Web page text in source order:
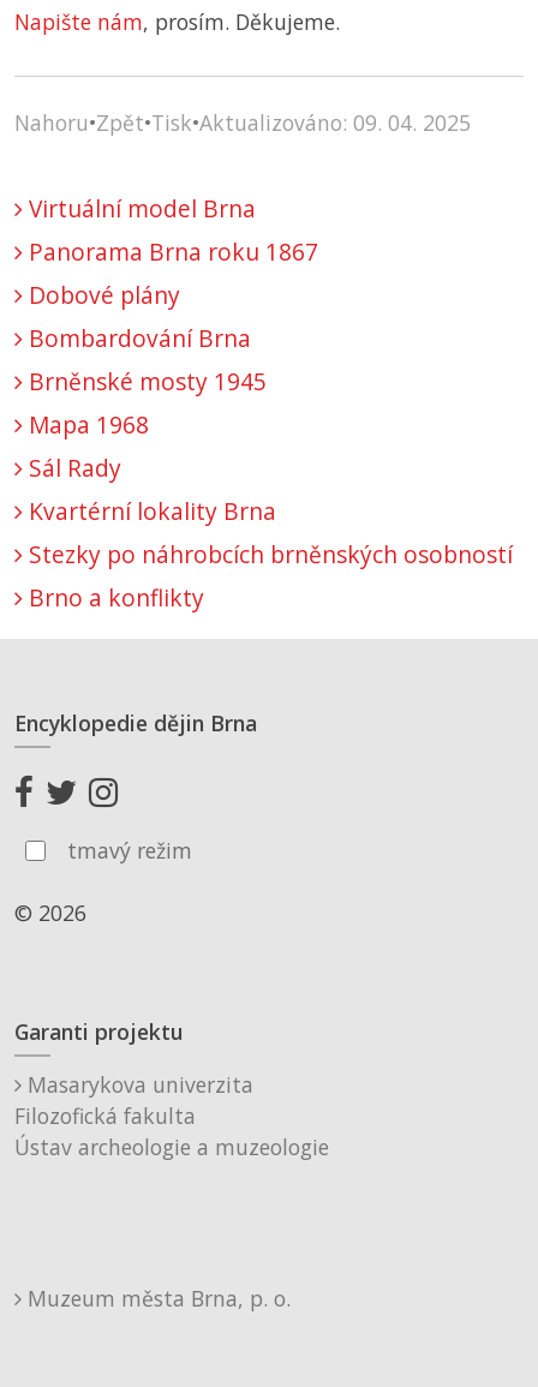
Napište nám, prosím. Děkujeme.
Nahoru•Zpět•Tisk•Aktualizováno: 09. 04. 2025
Virtuální model Brna
Panorama Brna roku 1867
Dobové plány
Bombardování Brna
Brněnské mosty 1945
Mapa 1968
Sál Rady
Kvartérní lokality Brna
Stezky po náhrobcích brněnských osobností
Brno a konflikty
Encyklopedie dějin Brna
tmavý režim
© 2026
Garanti projektu
Masarykova univerzita
Filozofická fakulta
Ústav archeologie a muzeologie
Muzeum města Brna, p. o.